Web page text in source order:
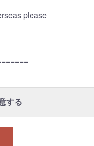
please
する